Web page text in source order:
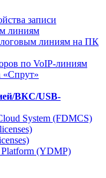
записи
линиям
линиям на ПК
по VoIP-линиям
«Спрут»
ВКС/USB-
System (FDMCS)
Platform (YDMP)